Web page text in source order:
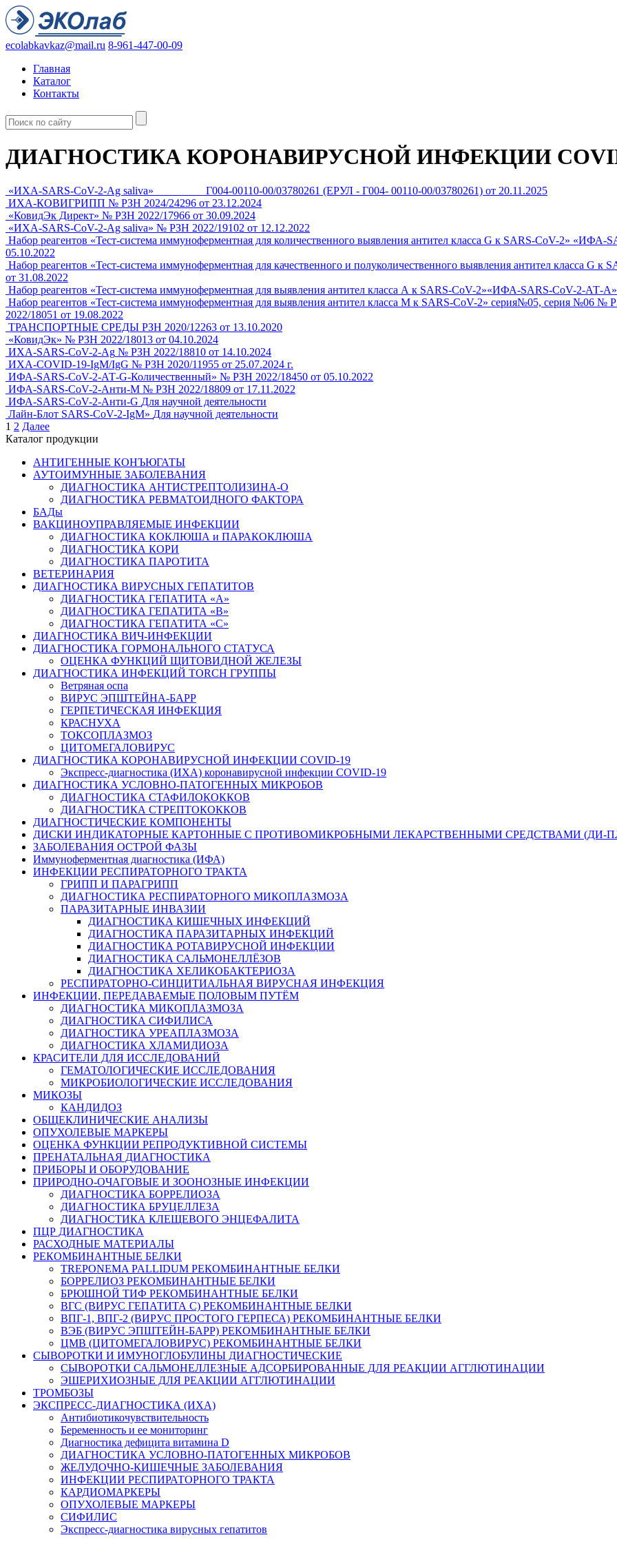
ecolabkavkaz@mail.ru 8-961-447-00-09
Главная
Каталог
Контакты
ДИАГНОСТИКА КОРОНАВИРУСНОЙ ИНФЕКЦИИ
«ИХА-SARS-CoV-2-Ag saliva»
Г004-00110-00/03780261 (ЕРУЛ - Г004- 00110-00/03780261) от 20.11.2025
ИХА-КОВИГРИПП № РЗН 2024/24296 от 23.12.2024
«КовидЭк Директ» № РЗН 2022/17966 от 30.09.2024
«ИХА-SARS-CoV-2-Ag saliva» № РЗН 2022/19102 от 12.12.2022
Набор реагентов «Тест-система иммуноферментная для количественного выявления антител класса G к SARS-CoV-2»
05.10.2022
Набор реагентов «Тест-система иммуноферментная для качественного и полуколичественного выявления антител класса G
от 31.08.2022
Набор реагентов «Тест-система иммуноферментная для выявления антител класса А к SARS-CoV-2»«ИФА-SARS-CoV-2-АТ-А»
Набор реагентов «Тест-система иммуноферментная для выявления антител класса М к SARS-CoV-2» серия№05, серия №06 №
2022/18051 от 19.08.2022
ТРАНСПОРТНЫЕ СРЕДЫ РЗН 2020/12263 от 13.10.2020
«КовидЭк» № РЗН 2022/18013 от 04.10.2024
ИХА-SARS-CoV-2-Ag № РЗН 2022/18810 от 14.10.2024
ИХА-COVID-19-IgM/IgG № РЗН 2020/11955 от 25.07.2024 г.
ИФА-SARS-CoV-2-АТ-G-Количественный» № РЗН 2022/18450 от 05.10.2022
ИФА-SARS-CoV-2-Анти-М № РЗН 2022/18809 от 17.11.2022
ИФА-SARS-CoV-2-Анти-G Для научной деятельности
Лайн-Блот SARS-CoV-2-IgМ» Для научной деятельности
Навигация
1 2 Далее
Каталог продукции
АНТИГЕННЫЕ КОНЪЮГАТЫ
АУТОИМУННЫЕ ЗАБОЛЕВАНИЯ
ДИАГНОСТИКА АНТИСТРЕПТОЛИЗИНА-О
ДИАГНОСТИКА РЕВМАТОИДНОГО ФАКТОРА
БАДы
ВАКЦИНОУПРАВЛЯЕМЫЕ ИНФЕКЦИИ
ДИАГНОСТИКА КОКЛЮША и ПАРАКОКЛЮША
ДИАГНОСТИКА КОРИ
ДИАГНОСТИКА ПАРОТИТА
ВЕТЕРИНАРИЯ
ДИАГНОСТИКА ВИРУСНЫХ ГЕПАТИТОВ
ДИАГНОСТИКА ГЕПАТИТА «А»
ДИАГНОСТИКА ГЕПАТИТА «В»
ДИАГНОСТИКА ГЕПАТИТА «С»
ДИАГНОСТИКА ВИЧ-ИНФЕКЦИИ
ДИАГНОСТИКА ГОРМОНАЛЬНОГО СТАТУСА
ОЦЕНКА ФУНКЦИЙ ЩИТОВИДНОЙ ЖЕЛЕЗЫ
ДИАГНОСТИКА ИНФЕКЦИЙ TORCH ГРУППЫ
Ветряная оспа
ВИРУС ЭПШТЕЙНА-БАРР
ГЕРПЕТИЧЕСКАЯ ИНФЕКЦИЯ
КРАСНУХА
ТОКСОПЛАЗМОЗ
ЦИТОМЕГАЛОВИРУС
ДИАГНОСТИКА КОРОНАВИРУСНОЙ ИНФЕКЦИИ COVID-19
Экспресс-диагностика (ИХА) коронавирусной инфекции COVID-19
ДИАГНОСТИКА УСЛОВНО-ПАТОГЕННЫХ МИКРОБОВ
ДИАГНОСТИКА СТАФИЛОКОККОВ
ДИАГНОСТИКА СТРЕПТОКОККОВ
ДИАГНОСТИЧЕСКИЕ КОМПОНЕНТЫ
ДИСКИ ИНДИКАТОРНЫЕ КАРТОННЫЕ С ПРОТИВОМИКРОБНЫМИ ЛЕКАРСТВЕННЫМИ СРЕДСТВАМИ (ДИ-
ЗАБОЛЕВАНИЯ ОСТРОЙ ФАЗЫ
Иммуноферментная диагностика (ИФА)
ИНФЕКЦИИ РЕСПИРАТОРНОГО ТРАКТА
ГРИПП И ПАРАГРИПП
ДИАГНОСТИКА РЕСПИРАТОРНОГО МИКОПЛАЗМОЗА
ПАРАЗИТАРНЫЕ ИНВАЗИИ
ДИАГНОСТИКА КИШЕЧНЫХ ИНФЕКЦИЙ
ДИАГНОСТИКА ПАРАЗИТАРНЫХ ИНФЕКЦИЙ
ДИАГНОСТИКА РОТАВИРУСНОЙ ИНФЕКЦИИ
ДИАГНОСТИКА САЛЬМОНЕЛЛЁЗОВ
ДИАГНОСТИКА ХЕЛИКОБАКТЕРИОЗА
РЕСПИРАТОРНО-СИНЦИТИАЛЬНАЯ ВИРУСНАЯ ИНФЕКЦИЯ
ИНФЕКЦИИ, ПЕРЕДАВАЕМЫЕ ПОЛОВЫМ ПУТЁМ
ДИАГНОСТИКА МИКОПЛАЗМОЗА
ДИАГНОСТИКА СИФИЛИСА
ДИАГНОСТИКА УРЕАПЛАЗМОЗА
ДИАГНОСТИКА ХЛАМИДИОЗА
КРАСИТЕЛИ ДЛЯ ИССЛЕДОВАНИЙ
ГЕМАТОЛОГИЧЕСКИЕ ИССЛЕДОВАНИЯ
МИКРОБИОЛОГИЧЕСКИЕ ИССЛЕДОВАНИЯ
МИКОЗЫ
КАНДИДОЗ
ОБЩЕКЛИНИЧЕСКИЕ АНАЛИЗЫ
ОПУХОЛЕВЫЕ МАРКЕРЫ
ОЦЕНКА ФУНКЦИИ РЕПРОДУКТИВНОЙ СИСТЕМЫ
ПРЕНАТАЛЬНАЯ ДИАГНОСТИКА
ПРИБОРЫ И ОБОРУДОВАНИЕ
ПРИРОДНО-ОЧАГОВЫЕ И ЗООНОЗНЫЕ ИНФЕКЦИИ
ДИАГНОСТИКА БОРРЕЛИОЗА
ДИАГНОСТИКА БРУЦЕЛЛЕЗА
ДИАГНОСТИКА КЛЕЩЕВОГО ЭНЦЕФАЛИТА
ПЦР ДИАГНОСТИКА
РАСХОДНЫЕ МАТЕРИАЛЫ
РЕКОМБИНАНТНЫЕ БЕЛКИ
TREPONEMA PALLIDUM РЕКОМБИНАНТНЫЕ БЕЛКИ
БОРРЕЛИОЗ РЕКОМБИНАНТНЫЕ БЕЛКИ
БРЮШНОЙ ТИФ РЕКОМБИНАНТНЫЕ БЕЛКИ
ВГС (ВИРУС ГЕПАТИТА С) РЕКОМБИНАНТНЫЕ БЕЛКИ
ВПГ-1, ВПГ-2 (ВИРУС ПРОСТОГО ГЕРПЕСА) РЕКОМБИНАНТНЫЕ БЕЛКИ
ВЭБ (ВИРУС ЭПШТЕЙН-БАРР) РЕКОМБИНАНТНЫЕ БЕЛКИ
ЦМВ (ЦИТОМЕГАЛОВИРУС) РЕКОМБИНАНТНЫЕ БЕЛКИ
СЫВОРОТКИ И ИМУНОГЛОБУЛИНЫ ДИАГНОСТИЧЕСКИЕ
СЫВОРОТКИ САЛЬМОНЕЛЛЕЗНЫЕ АДСОРБИРОВАННЫЕ ДЛЯ РЕАКЦИИ АГГЛЮТИНАЦИИ
ЭШЕРИХИОЗНЫЕ ДЛЯ РЕАКЦИИ АГГЛЮТИНАЦИИ
ТРОМБОЗЫ
ЭКСПРЕСС-ДИАГНОСТИКА (ИХА)
Антибиотикочувствительность
Беременность и ее мониторинг
Диагностика дефицита витамина D
ДИАГНОСТИКА УСЛОВНО-ПАТОГЕННЫХ МИКРОБОВ
ЖЕЛУДОЧНО-КИШЕЧНЫЕ ЗАБОЛЕВАНИЯ
ИНФЕКЦИИ РЕСПИРАТОРНОГО ТРАКТА
КАРДИОМАРКЕРЫ
ОПУХОЛЕВЫЕ МАРКЕРЫ
СИФИЛИС
Экспресс-диагностика вирусных гепатитов